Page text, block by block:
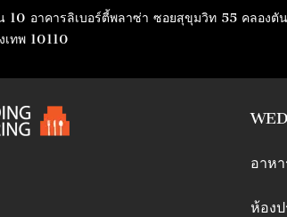
อาคารลิเบอร์ตี้พลาซ่า ซอยสุขุมวิท 55 คลองตัน
เทพ 10110
อาห
ห้อง